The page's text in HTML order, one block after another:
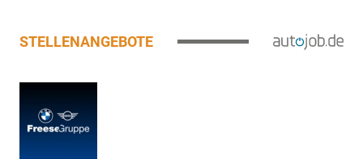
STELLENANGEBOTE